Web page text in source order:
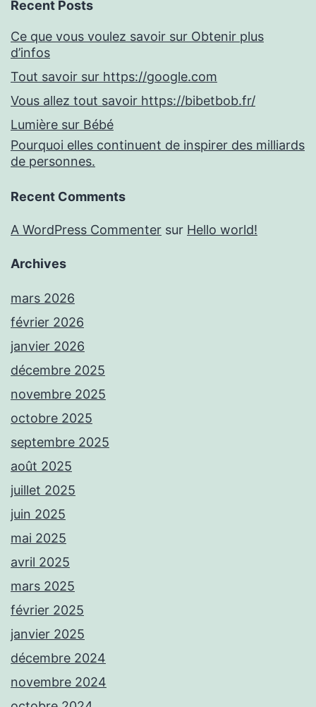
Recent Posts
Ce que vous voulez savoir sur Obtenir plus
d’infos
Tout savoir sur https://google.com
Vous allez tout savoir https://bibetbob.fr/
Lumière sur Bébé
Pourquoi elles continuent de inspirer des milliards
de personnes.
Recent Comments
A WordPress Commenter sur Hello world!
Archives
mars 2026
février 2026
janvier 2026
décembre 2025
novembre 2025
octobre 2025
septembre 2025
août 2025
juillet 2025
juin 2025
mai 2025
avril 2025
mars 2025
février 2025
janvier 2025
décembre 2024
novembre 2024